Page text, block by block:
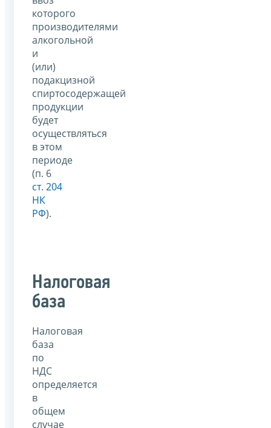
которого
производителями
алкогольной
и
(или)
подакцизной
спиртосодержащей
продукции
будет
осуществляться
в этом
периоде
(п. 6
ст. 204
НК
РФ).
Налоговая
база
Налоговая
база
по
НДС
определяется
в
общем
случае